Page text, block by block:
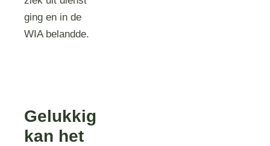
ging en in de
WIA belandde.
Gelukkig
kan het